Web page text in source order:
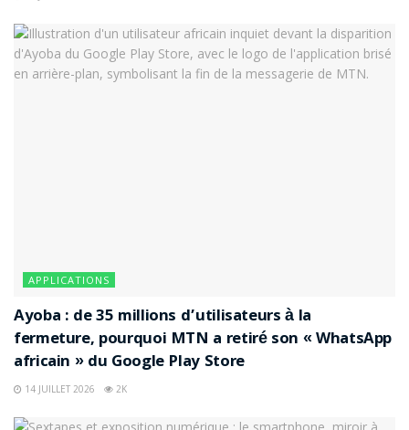
APPLICATIONS
Ayoba : de 35 millions d’utilisateurs à la
fermeture, pourquoi MTN a retiré son « WhatsApp
africain » du Google Play Store
14 JUILLET 2026 2K